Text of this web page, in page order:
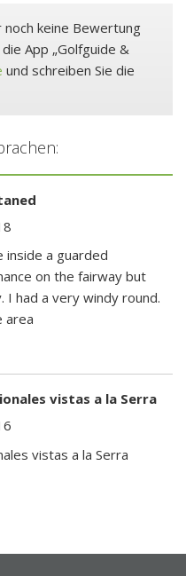
keine Bewertung
App „Golfguide &
und schreiben Sie die
a guarded
on the fairway but
had a very windy round.
area
vistas a la Serra
vistas a la Serra